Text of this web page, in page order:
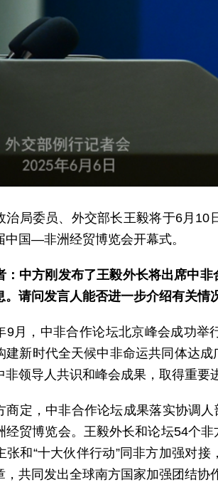
治局委员、外交部长王毅将于6月
中国—非洲经贸博览会开幕式。
：中方刚发布了王毅外长将出席中
。请问发言人能否进一步介绍有关情
9月，中非合作论坛北京峰会成功
建新时代全天候中非命运共同体达
非领导人共识和峰会成果，取得重要
商定，中非合作论坛成果落实协调
贸博览会。王毅外长和论坛54个
张和“十大伙伴行动”同非方加强对
，共同发出全球南方国家加强团结协